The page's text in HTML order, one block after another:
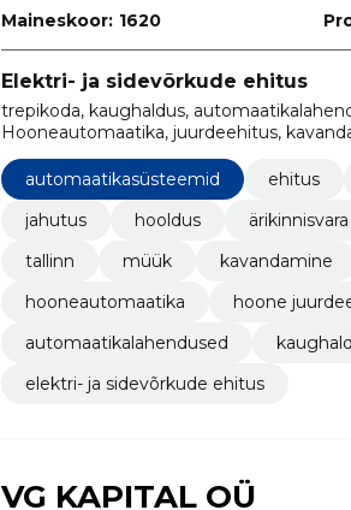
Maineskoor: 1620
Elektri- ja sidevõrkude ehitus
trepikoda, kaughaldus,
Hooneautomaatika, juurdeehitus,
automaatikasüsteemid ehitus
jahutus
hooldus ärikinnisvara
tallinn
müük kavandamine
hooneautomaatika
hoone
automaatikalahendused
elektri- ja sidevõrkude ehitus
VG KAPITAL OÜ